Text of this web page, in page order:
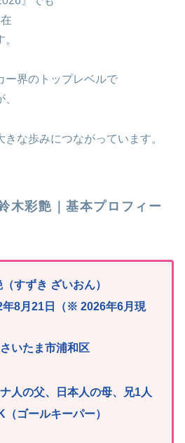
ー界のトップレベルで
な歩みにつながっています。
木彩艶｜基本プロフィー
すずき ざいおん）
8月21日
（※ 2026年6月現
いたま市浦和区
人の父、日本人の母、兄1人
K（ゴールキーパー）